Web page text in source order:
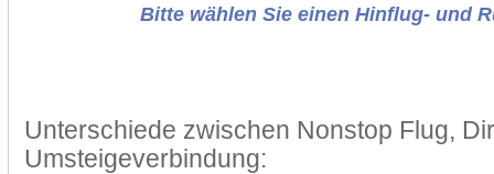
Bitte wählen Sie einen Hinflug- und
Unterschiede zwischen Nonstop Flug,
Umsteigeverbindung: